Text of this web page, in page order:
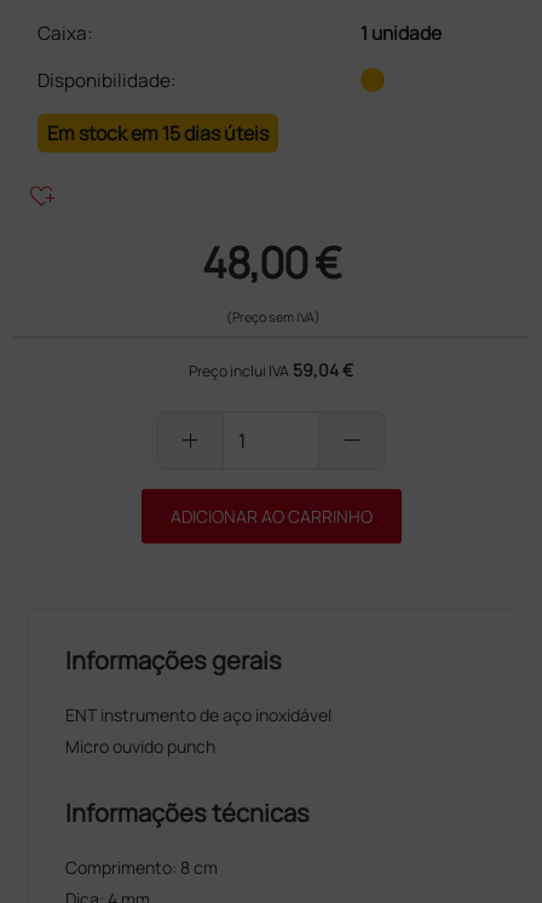
Caixa:
1 unidade
Disponibilidade:
Em stock em 15 dias úteis
heart_plus
48,00 €
(Preço sem IVA)
Preço inclui IVA 59,04 €
add remove
ADICIONAR AO CARRINHO
Informações gerais
ENT instrumento de aço inoxidável
Micro ouvido punch
Informações técnicas
Comprimento: 8 cm
Dica: 4 mm